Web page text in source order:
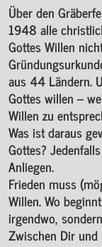
Über den
1948 alle
Gottes Willen
aus 44 Ländern.
Gottes willen –
Willen zu
Was ist daraus
Gottes?
Anliegen.
Frieden muss
Willen. Wo
irgendwo,
Zwischen Dir